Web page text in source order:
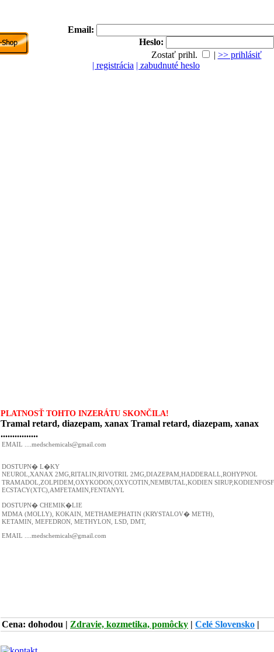
Email:
Heslo:
Zostať prihl.
| >> prihlásiť
| registrácia | zabudnuté heslo
PLATNOSŤ TOHTO INZERÁTU SKONČILA!
Tramal retard, diazepam, xanax Tramal retard, diazepam, xanax
................
Cena: dohodou | Zdravie, kozmetika, pomôcky | Celé Slovensko |